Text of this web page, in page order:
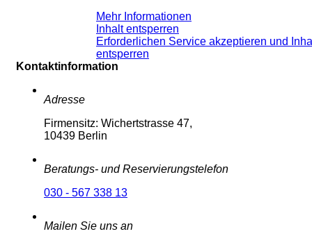
Mehr Informationen
Inhalt entsperren
Erforderlichen Service akzeptieren und
entsperren
Kontaktinformation
Adresse
Firmensitz: Wichertstrasse 47,
10439 Berlin
Beratungs- und Reservierungstelefon
030 - 567 338 13
Mailen Sie uns an